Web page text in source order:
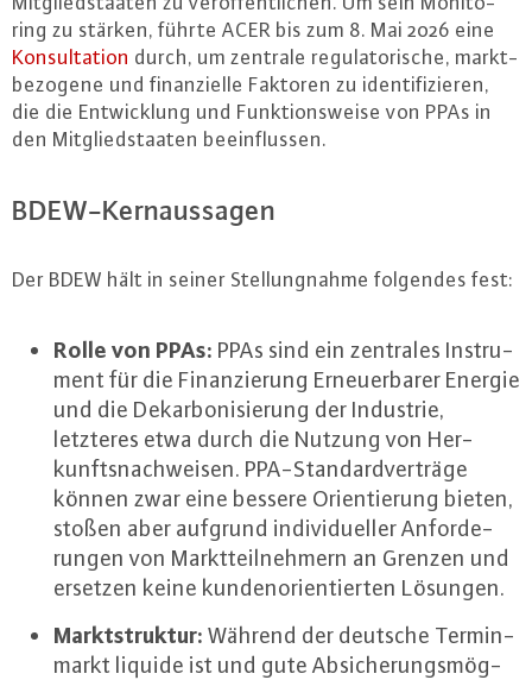
ring zu stärken, führte ACER bis zum 8. Mai 2026 eine
Kon­sul­ta­ti­on durch, um zentrale re­gu­la­to­ri­sche, markt­
be­zo­ge­ne und fi­nan­zi­el­le Faktoren zu iden­ti­fi­zie­ren,
die die Ent­wick­lung und Funk­ti­ons­wei­se von PPAs in
den Mit­glied­staa­ten be­ein­flus­sen.
BDEW-Kern­aus­sa­gen
Der BDEW hält in seiner Stel­lung­nah­me folgendes fest:
Rolle von PPAs: PPAs sind ein zentrales In­stru­
ment für die Fi­nan­zie­rung Er­neu­er­ba­rer Energie
und die Dekar­bo­ni­sie­rung der Industrie,
letzteres etwa durch die Nutzung von Her­
kunfts­nach­wei­sen. PPA-Stan­dard­ver­trä­ge
können zwar eine bessere Ori­en­tie­rung bieten,
stoßen aber aufgrund in­di­vi­du­el­ler An­for­de­
run­gen von Markt­teil­neh­mern an Grenzen und
ersetzen keine kun­den­ori­en­tier­ten Lösungen.
Markt­struk­tur: Während der deutsche Ter­min­
markt liquide ist und gute Ab­si­che­rungs­mög­